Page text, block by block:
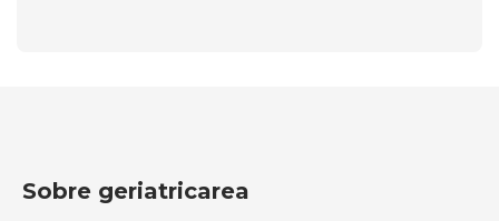
Sobre geriatricarea